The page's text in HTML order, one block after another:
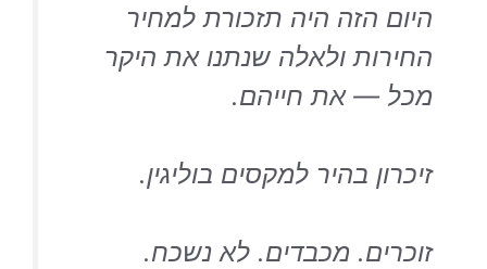
היום הזה היה תזכורת למחיר
החירות ולאלה שנתנו את היקר
מכל — את חייהם.
זיכרון בהיר למקסים בוליגין.
זוכרים. מכבדים. לא נשכח.